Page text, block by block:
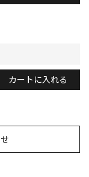
カートに入れる